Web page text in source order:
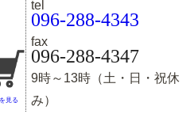
見る
tel
096-288-4343
fax
096-288-4347
9時～13時（土・日・祝休
み）